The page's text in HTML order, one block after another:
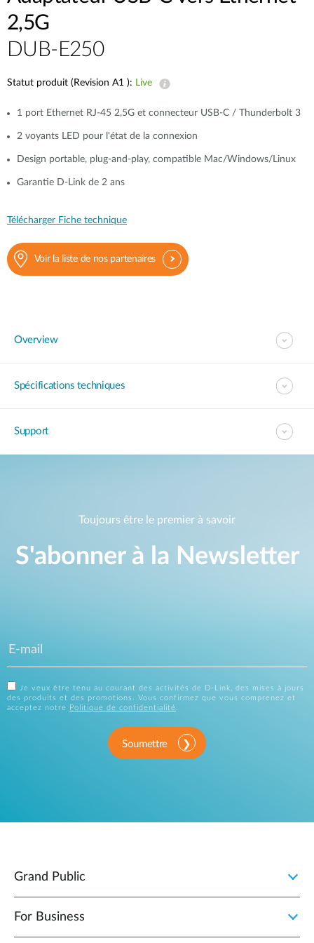
2,5G
DUB-E250
Statut produit (Revision A1 ): Live
1 port Ethernet RJ-45 2,5G et connecteur USB-C / Thunderbolt 3
2 voyants LED pour l'état de la connexion
Design portable, plug-and-play, compatible Mac/Windows/Linux
Garantie D-Link de 2 ans
Télécharger Fiche technique
Voir la liste de nos partenaires
Overview
Spécifications techniques
Support
Toujours être le premier à savoir
S'abonner à la Newsletter
Je veux être tenu au courant des activités de D-Link, des mises à jours
des produits et des promotions. Vous confirmez que vous comprenez et
acceptez notre
Politique de confidentialité.
Soumettre
Grand Public
For Business